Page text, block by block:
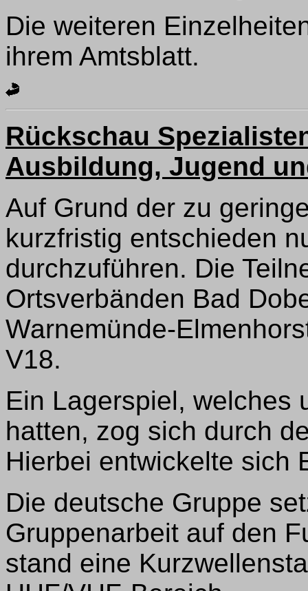
Die weiteren
ihrem Amtsblatt.
Rückschau
Ausbildung, Jugend
Auf Grund der zu
kurzfristig entschieden
durchzuführen. Die
Ortsverbänden Bad
Warnemünde-
V18.
Ein Lagerspiel, welches
hatten, zog sich durch
Hierbei entwickelte sich
Die deutsche Gruppe
Gruppenarbeit auf den
stand eine